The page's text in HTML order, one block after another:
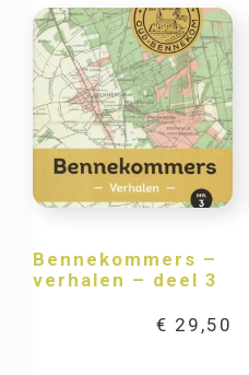
Bennekommers –
verhalen – deel 3
€ 29,50